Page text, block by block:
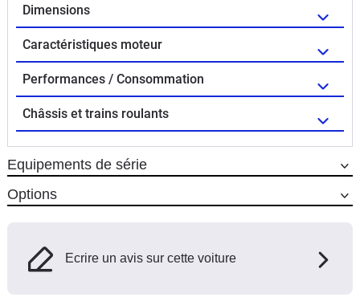
Dimensions
Caractéristiques moteur
Performances / Consommation
Châssis et trains roulants
Equipements de série
Options
Ecrire un avis sur cette voiture